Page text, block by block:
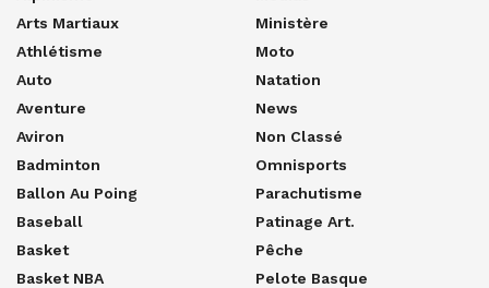
Arts Martiaux
Athlétisme
Auto
Aventure
Aviron
Badminton
Ballon Au Poing
Baseball
Basket
Basket NBA
Ministère
Moto
Natation
News
Non Classé
Omnisports
Parachutisme
Patinage Art.
Pêche
Pelote Basque